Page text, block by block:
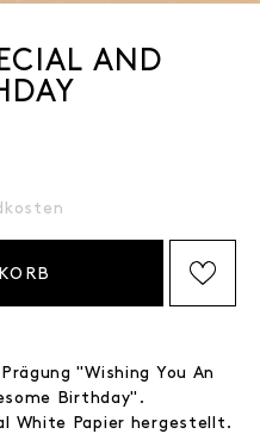
AND
"Wishing You An
Birthday".
White Papier hergestellt.